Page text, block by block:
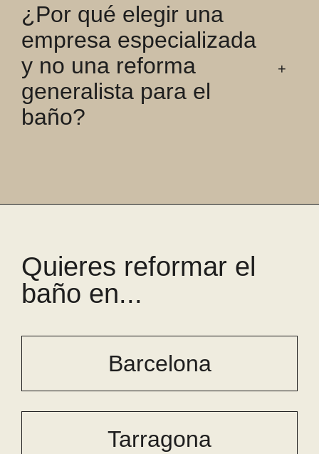
¿Por qué elegir una
empresa especializada
y no una reforma
generalista para el
baño?
Quieres reformar el
baño en...
Barcelona
Tarragona